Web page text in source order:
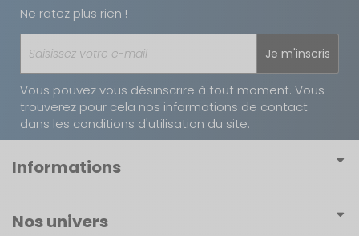
Ne ratez plus rien !
Je m'inscris
Vous pouvez vous désinscrire à tout moment. Vous
trouverez pour cela nos informations de contact
dans les conditions d'utilisation du site.
Informations
Conditions générales d'utilisation
Nos univers